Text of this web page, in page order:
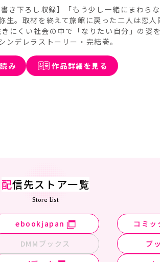
書き下ろし収録】「もう少し一緒にまわら
生。取材を終えて旅館に戻った二人は恋
きにくい社会の中で「なりたい自分」の
ンデレラストーリー・完結巻。
み 作品詳細を見る
配信先ストア一覧
Store List
ebookjapan
コミッ
DMMブックス
ブ